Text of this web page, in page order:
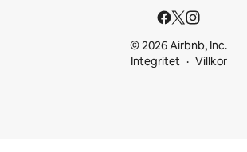
© 2026 Airbnb, Inc.
Integritet
Villkor